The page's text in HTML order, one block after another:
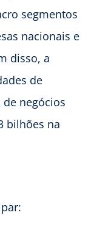
segmentos
nacionais e
disso, a
de
negócios
bilhões na